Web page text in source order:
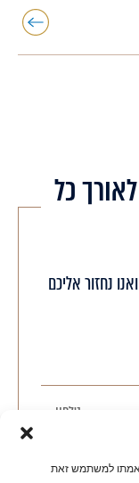
למשתמש זאת
כל
נחזור אליכם